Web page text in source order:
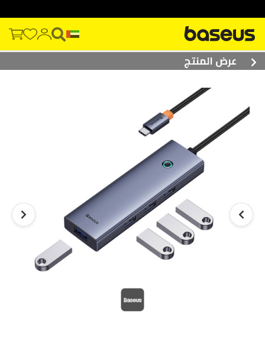
عرض المنتج